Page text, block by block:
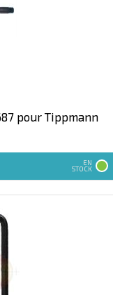
pour Tippmann
EN
STOCK